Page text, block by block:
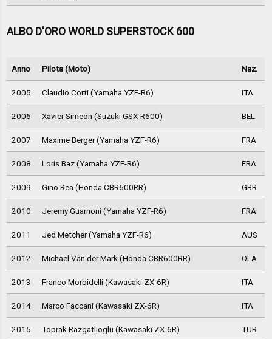
ALBO D'ORO WORLD SUPERSTOCK 600
Anno Pilota (Moto) Naz.
2005 Claudio Corti (Yamaha YZF-R6) ITA
2006 Xavier Simeon (Suzuki GSX-R600) BEL
2007 Maxime Berger (Yamaha YZF-R6) FRA
2008 Loris Baz (Yamaha YZF-R6) FRA
2009 Gino Rea (Honda CBR600RR) GBR
2010 Jeremy Guarnoni (Yamaha YZF-R6) FRA
2011 Jed Metcher (Yamaha YZF-R6) AUS
2012 Michael Van der Mark (Honda CBR600RR) OLA
2013 Franco Morbidelli (Kawasaki ZX-6R) ITA
2014 Marco Faccani (Kawasaki ZX-6R) ITA
2015 Toprak Razgatlioglu (Kawasaki ZX-6R) TUR